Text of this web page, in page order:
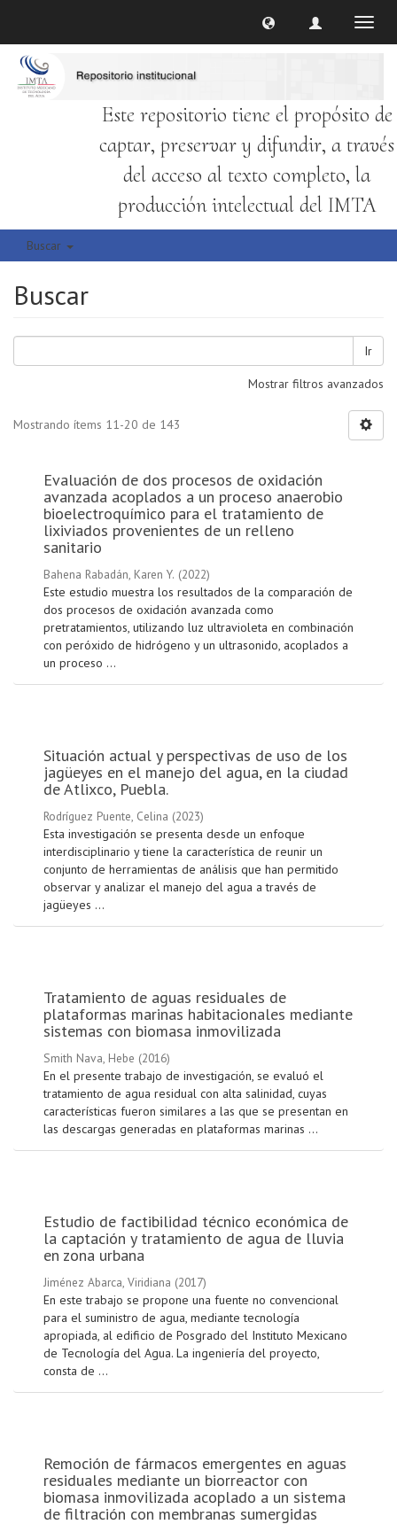
Este repositorio tiene el propósito de
captar, preservar y difundir, a través
del acceso al texto completo, la
producción intelectual del IMTA
Buscar
Buscar
Ir
Mostrar filtros avanzados
Mostrando ítems 11-20 de 143
Evaluación de dos procesos de oxidación
avanzada acoplados a un proceso anaerobio
bioelectroquímico para el tratamiento de
lixiviados provenientes de un relleno
sanitario
Bahena Rabadán, Karen Y. (2022)
Este estudio muestra los resultados de la comparación de
dos procesos de oxidación avanzada como
pretratamientos, utilizando luz ultravioleta en combinación
con peróxido de hidrógeno y un ultrasonido, acoplados a
un proceso ...
Situación actual y perspectivas de uso de los
jagüeyes en el manejo del agua, en la ciudad
de Atlixco, Puebla.
Rodríguez Puente, Celina (2023)
Esta investigación se presenta desde un enfoque
interdisciplinario y tiene la característica de reunir un
conjunto de herramientas de análisis que han permitido
observar y analizar el manejo del agua a través de
jagüeyes ...
Tratamiento de aguas residuales de
plataformas marinas habitacionales mediante
sistemas con biomasa inmovilizada
Smith Nava, Hebe (2016)
En el presente trabajo de investigación, se evaluó el
tratamiento de agua residual con alta salinidad, cuyas
características fueron similares a las que se presentan en
las descargas generadas en plataformas marinas ...
Estudio de factibilidad técnico económica de
la captación y tratamiento de agua de lluvia
en zona urbana
Jiménez Abarca, Viridiana (2017)
En este trabajo se propone una fuente no convencional
para el suministro de agua, mediante tecnología
apropiada, al edificio de Posgrado del Instituto Mexicano
de Tecnología del Agua. La ingeniería del proyecto,
consta de ...
Remoción de fármacos emergentes en aguas
residuales mediante un biorreactor con
biomasa inmovilizada acoplado a un sistema
de filtración con membranas sumergidas